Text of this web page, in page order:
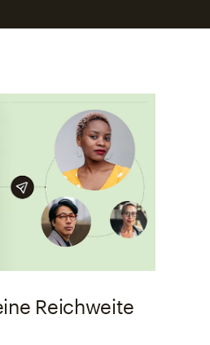
Reichweite